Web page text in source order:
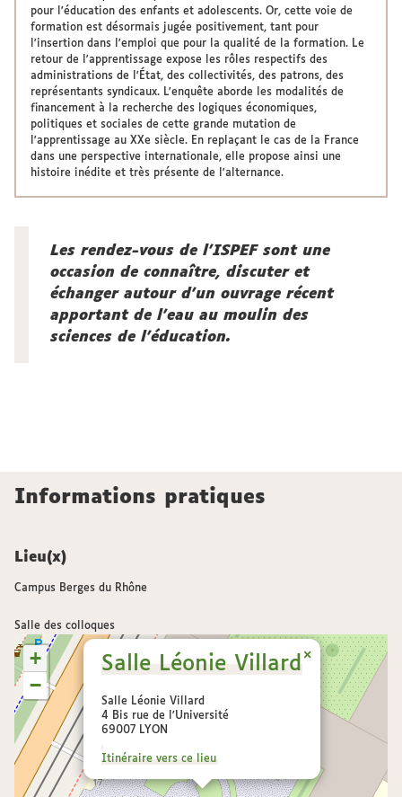
pour l'éducation des enfants et adolescents. Or, cette voie de
formation est désormais jugée positivement, tant pour
l'insertion dans l'emploi que pour la qualité de la formation. Le
retour de l'apprentissage expose les rôles respectifs des
administrations de l'État, des collectivités, des patrons, des
représentants syndicaux. L'enquête aborde les modalités de
financement à la recherche des logiques économiques,
politiques et sociales de cette grande mutation de
l'apprentissage au XXe siècle. En replaçant le cas de la France
dans une perspective internationale, elle propose ainsi une
histoire inédite et très présente de l'alternance.
Les rendez-vous de l’ISPEF sont une
occasion de connaître, discuter et
échanger autour d’un ouvrage récent
apportant de l’eau au moulin des
sciences de l’éducation.
Informations pratiques
Lieu(x)
Campus Berges du Rhône
Salle des colloques
Salle Léonie Villard
Salle Léonie Villard
4 Bis rue de l'Université
69007 LYON
Itinéraire vers ce lieu
×
+
−